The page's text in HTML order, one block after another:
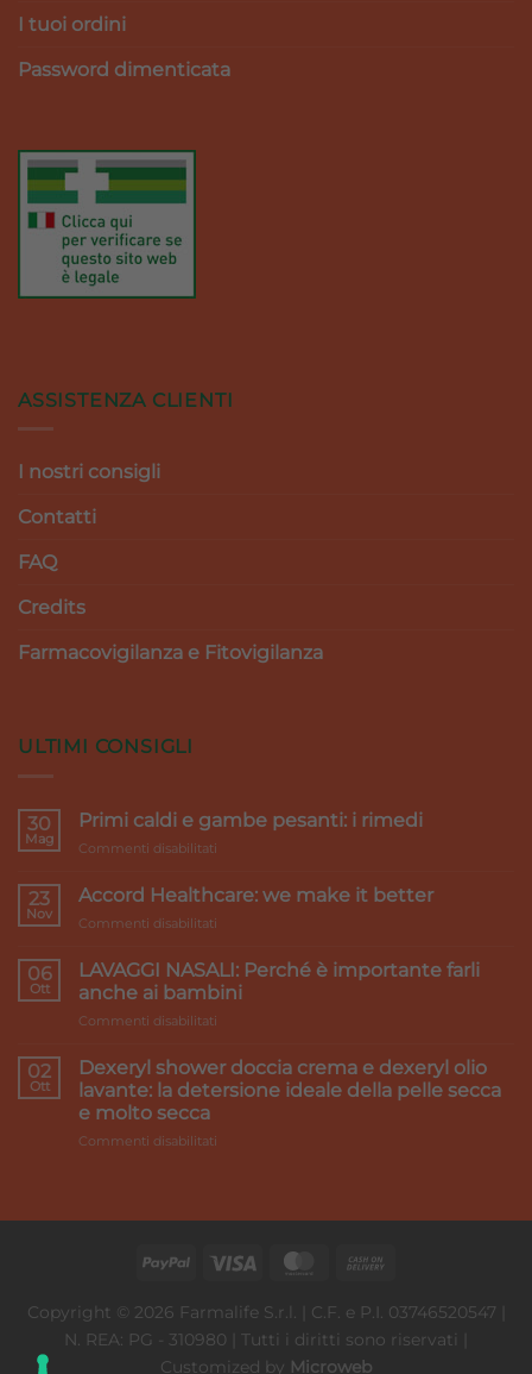
I tuoi ordini
Password dimenticata
ASSISTENZA CLIENTI
I nostri consigli
Contatti
FAQ
Credits
Farmacovigilanza e Fitovigilanza
ULTIMI CONSIGLI
30
Mag
Primi caldi e gambe pesanti: i rimedi
Commenti disabilitati
caldi
e
i
rimedi
23
Nov
Accord Healthcare: we make it better
Commenti disabilitati
Healthcare:
we
make
06
Ott
LAVAGGI NASALI: Perché è importante farli
anche ai bambini
Commenti disabilitati
NASALI:
Perché
è
02
Ott
Dexeryl shower doccia crema e dexeryl olio
lavante: la detersione ideale della pelle secca
e molto secca
Commenti disabilitati
crema
dexeryl
la
detersione
ideale
Copyright © 2026 Farmalife S.r.l. | C.F. e P.I. 03746520547 |
N. REA: PG - 310980 | Tutti i diritti sono riservati |
Customized by Microweb